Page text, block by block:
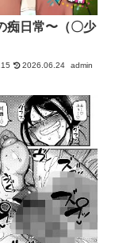
痴日常〜（〇少
2026.06.24 admin